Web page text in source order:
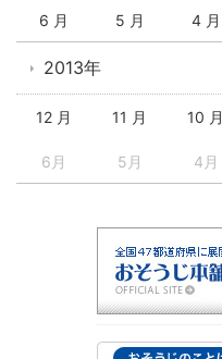
6 月 5 月 4 月
2013年
12 月 11 月 10 月
6月 5月 4月